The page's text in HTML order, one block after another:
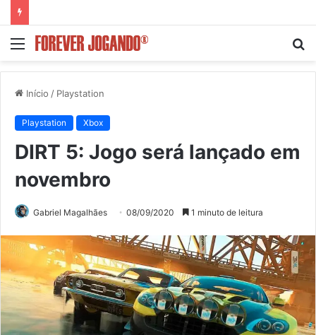
Menu
Início / Playstation
Playstation Xbox
DIRT 5: Jogo será lançado em
novembro
Gabriel Magalhães 08/09/2020 1 minuto de leitura